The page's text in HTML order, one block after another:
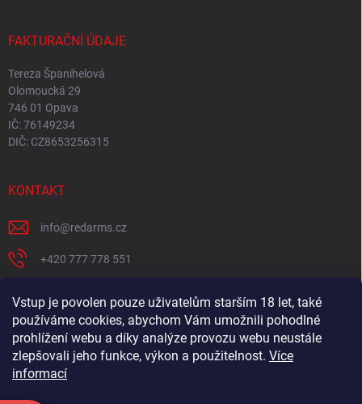
Vstup je povolen pouze uživatelům starším 18 let, také
používáme cookies, abychom Vám umožnili pohodlné
prohlížení webu a díky analýze provozu webu neustále
zlepšovali jeho funkce, výkon a použitelnost. Více
informací
FAKTURAČNÍ ÚDAJE
Tereza Španihelová
Olomoucká 29
746 01 Opava
IČ: 76149234
DIČ: CZ8653256315
KONTAKT
info@redarms.cz
+420 777 778 551
redarms_cz/
YOUTUBE